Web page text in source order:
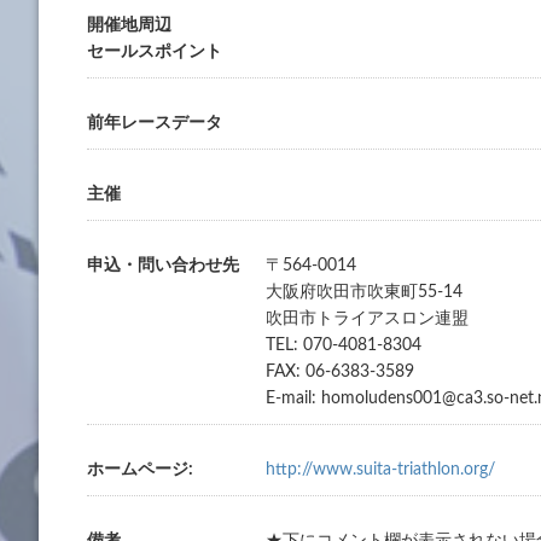
開催地周辺
セールスポイント
前年レースデータ
主催
申込・問い合わせ先
〒564-0014
大阪府吹田市吹東町55-14
吹田市トライアスロン連盟
TEL: 070-4081-8304
FAX: 06-6383-3589
E-mail: homoludens001@ca3.so-
ホームページ: http://www.suita-triathlon.org/